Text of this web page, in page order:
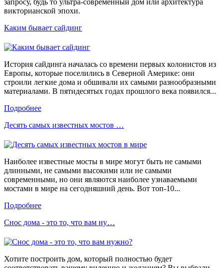
викторианской эпохи.
Каким бывает сайдинг
История сайдинга началась со времени первых колонистов из
Европы, которые поселились в Северной Америке: они
строили легкие дома и обшивали их самыми разнообразными
материалами. В пятидесятых годах прошлого века появился...
Подробнее
Десять самых известных мостов …
Наиболее известные мосты в мире могут быть не самыми
длинными, не самыми высокими или не самыми
современными, но они являются наиболее узнаваемыми
мостами в мире на сегодняшний день. Вот топ-10...
Подробнее
Снос дома - это то, что вам ну…
Хотите построить дом, который полностью будет